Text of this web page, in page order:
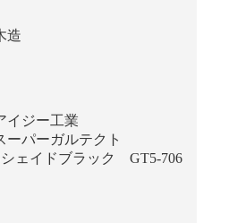
造
イジー工業
ーパーガルテクト
シェイドブラック GT5-706